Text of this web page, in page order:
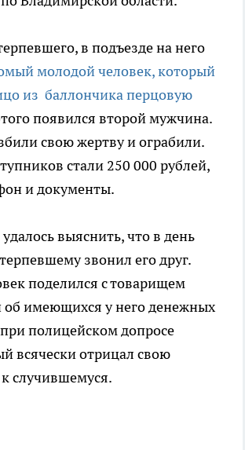
в подъезде на него
молодой человек, который
из баллончика перцовую
появился второй мужчина.
свою жертву и ограбили.
стали 250 000 рублей,
и документы.
выяснить, что в день
звонил его друг.
поделился с товарищем
имеющихся у него денежных
полицейском допросе
всячески отрицал свою
случившемуся.